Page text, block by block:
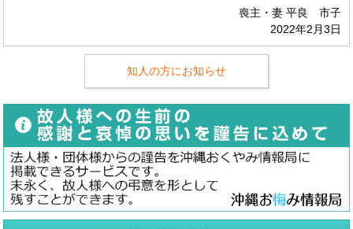
喪主・妻 平良 市子
2022年2月3日
知人の方にお知らせ